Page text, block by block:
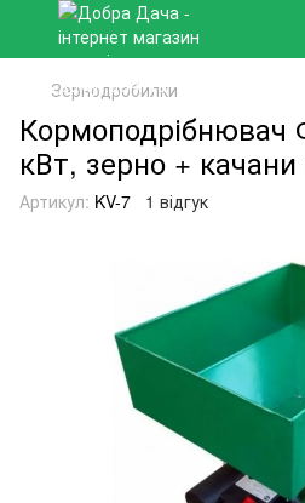
Зернодробилки
кВт, зерно + качани
Артикул: KV-7 1 відгук